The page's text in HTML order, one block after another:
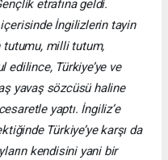
etrafına geldi.
içerisinde İngilizlerin tayin
tutumu, milli tutum,
edilince, Türkiye’ye ve
yavaş sözcüsü haline
yaptı. İngiliz’e
Türkiye’ye karşı da
kendisini yani bir